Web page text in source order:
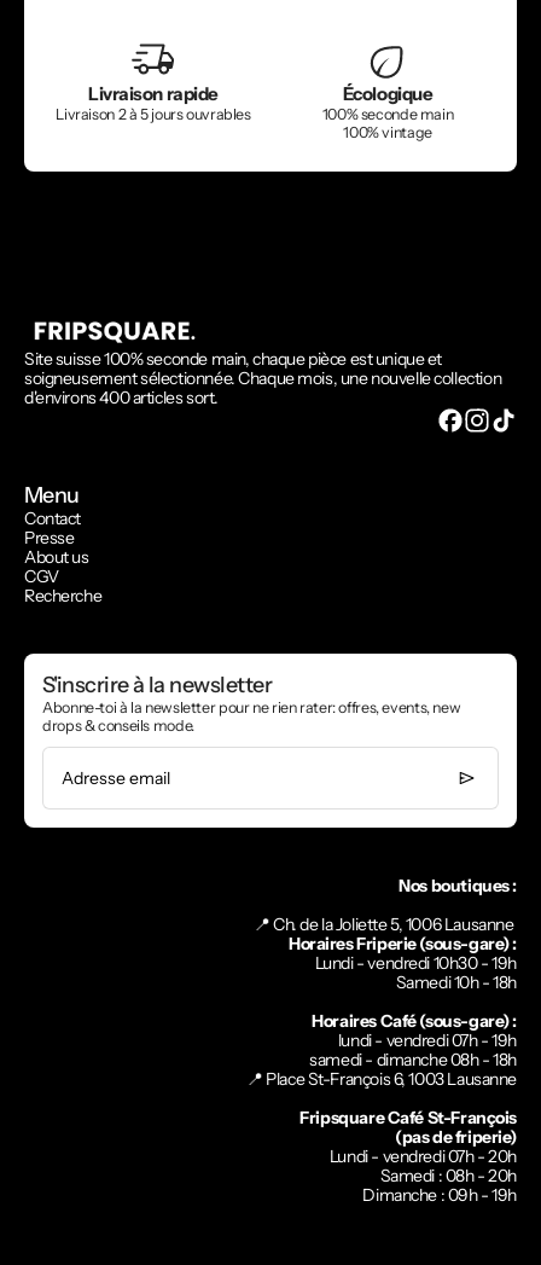
Livraison rapide
Livraison 2 à 5 jours ouvrables
Écologique
100% seconde main
100% vintage
Site suisse 100% seconde main, chaque pièce est unique et
soigneusement sélectionnée. Chaque mois, une nouvelle collection
d'environs 400 articles sort.
Menu
Contact
Presse
About us
CGV
Recherche
S'inscrire à la newsletter
Abonne-toi à la newsletter pour ne rien rater: offres, events, new
drops & conseils mode.
Adresse email
Nos boutiques :
📍 Ch. de la Joliette 5, 1006 Lausanne
Horaires Friperie (sous-gare) :
Lundi - vendredi 10h30 - 19h
Samedi 10h - 18h
Horaires Café (sous-gare) :
lundi - vendredi 07h - 19h
samedi - dimanche 08h - 18h
📍 Place St-François 6, 1003 Lausanne
Fripsquare Café St-François
(pas de friperie)
Lundi - vendredi 07h - 20h
Samedi : 08h - 20h
Dimanche : 09h - 19h